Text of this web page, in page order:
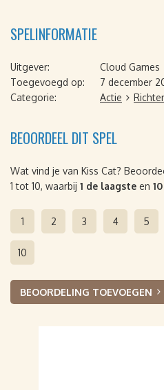
SPELINFORMATIE
Uitgever:
Cloud Games
Toegevoegd op:
7 december
Categorie:
Actie
BEOORDEEL DIT SPEL
Wat vind je van Kiss Cat?
1 tot 10, waarbij 1 de laagste en
1 2 3 4 5
10
BEOORDELING TOEVOEGEN